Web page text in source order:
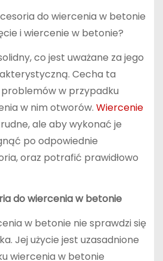
do wiercenia w betonie
i wiercenie w betonie?
co jest uważane za jego
Cecha ta
w przypadku
w nim otworów. Wiercenie
ale aby wykonać je
po odpowiednie
oraz potrafić prawidłowo
do wiercenia w betonie
w betonie nie sprawdzi się
Jej użycie jest uzasadnione
wiercenia w betonie